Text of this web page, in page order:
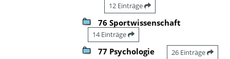
12 Einträge
76 Sportwissenschaft
14 Einträge
77 Psychologie 26 Einträge